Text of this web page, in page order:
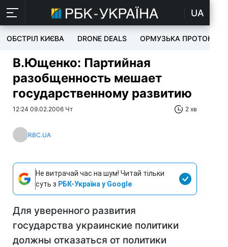
UA
ОБСТРІЛ КИЄВА DRONE DEALS ОРМУЗЬКА ПРОТОКА
В.Ющенко: Партийная
разобщенность мешает
государственному развитию
12:24 09.02.2006 Чт 2 хв
RBC.UA
Не витрачай час на шум! Читай тільки
суть з РБК-Україна у Google
Для уверенного развития
государства украинские политики
должны отказаться от политики